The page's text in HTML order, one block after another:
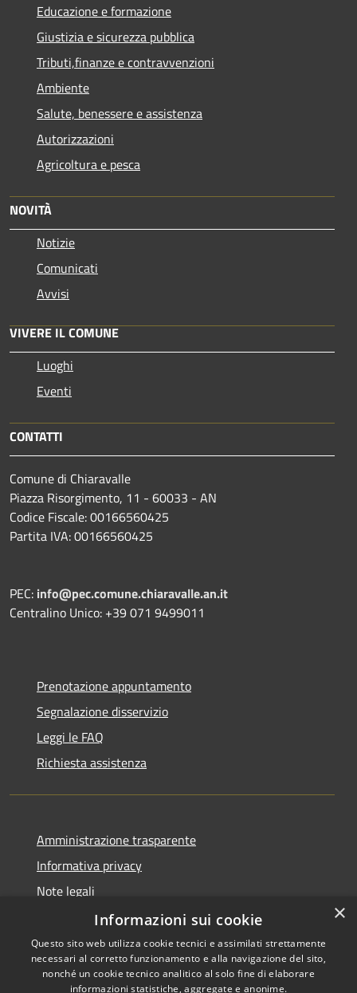
Educazione e formazione
Giustizia e sicurezza pubblica
Tributi,finanze e contravvenzioni
Ambiente
Salute, benessere e assistenza
Autorizzazioni
Agricoltura e pesca
NOVITÀ
Notizie
Comunicati
Avvisi
VIVERE IL COMUNE
Luoghi
Eventi
CONTATTI
Comune di Chiaravalle
Piazza Risorgimento, 11 - 60033 - AN
Codice Fiscale: 00166560425
Partita IVA: 00166560425
PEC: info@pec.comune.chiaravalle.an.it
Centralino Unico: +39 071 9499011
Prenotazione appuntamento
Segnalazione disservizio
Leggi le FAQ
Richiesta assistenza
Amministrazione trasparente
Informativa privacy
Note legali
Dichiarazione di accessibilità
×
Informazioni sui cookie
Questo sito web utilizza cookie tecnici e assimilati strettamente
necessari al corretto funzionamento e alla navigazione del sito,
nonché un cookie tecnico analitico al solo fine di elaborare
informazioni statistiche, aggregate e anonime.